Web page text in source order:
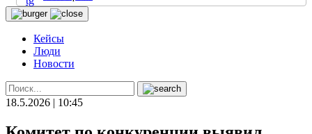
Кейсы
Люди
Новости
18.5.2026 | 10:45